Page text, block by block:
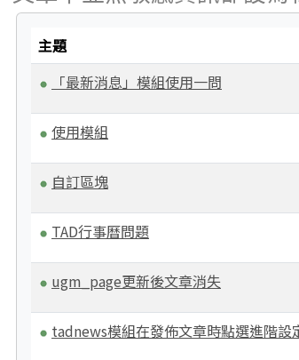
主題
「最新消息」模組使用一問
使用模組
自訂區塊
TAD行事曆問題
ugm_page更新後文章消失
tadnews模組在發佈文章時點選進階設